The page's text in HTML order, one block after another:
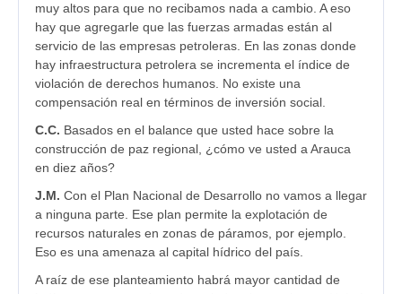
muy altos para que no recibamos nada a cambio. A eso
hay que agregarle que las fuerzas armadas están al
servicio de las empresas petroleras. En las zonas donde
hay infraestructura petrolera se incrementa el índice de
violación de derechos humanos. No existe una
compensación real en términos de inversión social.
C.C. Basados en el balance que usted hace sobre la
construcción de paz regional, ¿cómo ve usted a Arauca
en diez años?
J.M. Con el Plan Nacional de Desarrollo no vamos a llegar
a ninguna parte. Ese plan permite la explotación de
recursos naturales en zonas de páramos, por ejemplo.
Eso es una amenaza al capital hídrico del país.
A raíz de ese planteamiento habrá mayor cantidad de